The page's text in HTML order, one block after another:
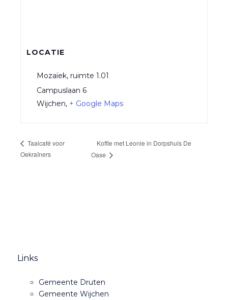
LOCATIE
Mozaïek, ruimte 1.01
Campuslaan 6
Wijchen, + Google Maps
Taalcafé voor
Oekraïners
Koffie met Leonie in Dorpshuis De
Oase
Links
Gemeente Druten
Gemeente Wijchen